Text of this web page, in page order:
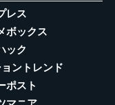
レス
ボックス
ック
ントレンド
ポスト